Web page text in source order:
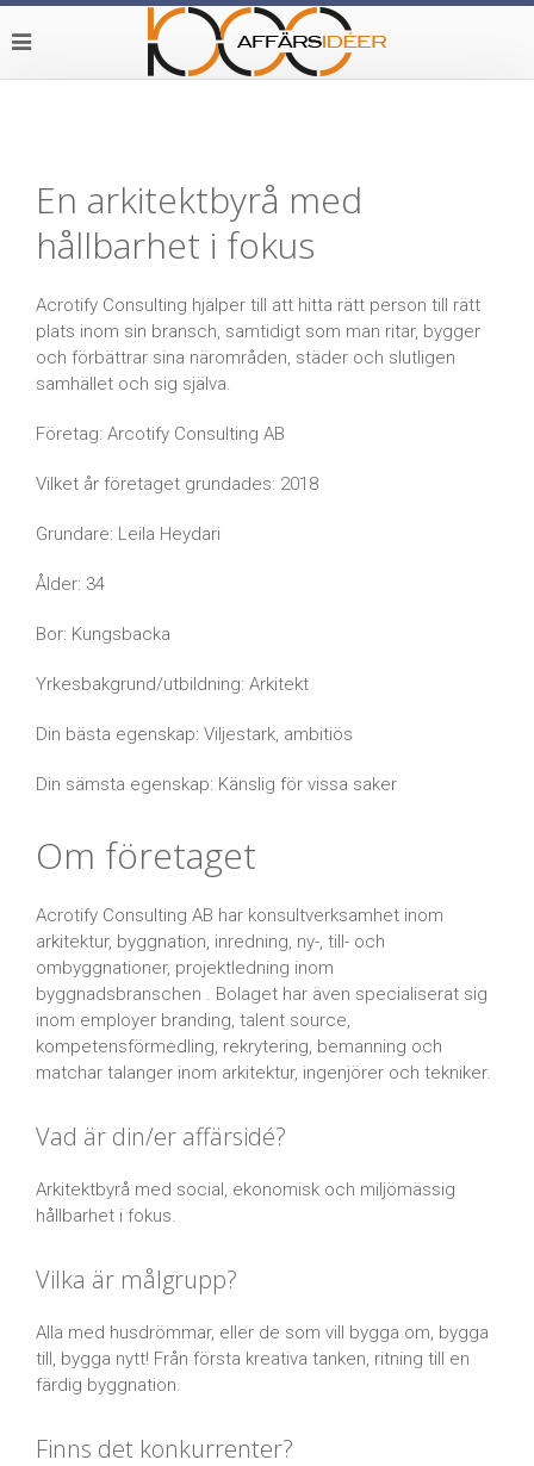
En arkitektbyrå med
hållbarhet i fokus
Acrotify Consulting hjälper till att hitta rätt person till rätt
plats inom sin bransch, samtidigt som man ritar, bygger
och förbättrar sina närområden, städer och slutligen
samhället och sig själva.
Företag: Arcotify Consulting AB
Vilket år företaget grundades: 2018
Grundare: Leila Heydari
Ålder: 34
Bor: Kungsbacka
Yrkesbakgrund/utbildning: Arkitekt
Din bästa egenskap: Viljestark, ambitiös
Din sämsta egenskap: Känslig för vissa saker
Om företaget
Acrotify Consulting AB har konsultverksamhet inom
arkitektur, byggnation, inredning, ny-, till- och
ombyggnationer, projektledning inom
byggnadsbranschen . Bolaget har även specialiserat sig
inom employer branding, talent source,
kompetensförmedling, rekrytering, bemanning och
matchar talanger inom arkitektur, ingenjörer och tekniker.
Vad är din/er affärsidé?
Arkitektbyrå med social, ekonomisk och miljömässig
hållbarhet i fokus.
Vilka är målgrupp?
Alla med husdrömmar, eller de som vill bygga om, bygga
till, bygga nytt! Från första kreativa tanken, ritning till en
färdig byggnation.
Finns det konkurrenter?